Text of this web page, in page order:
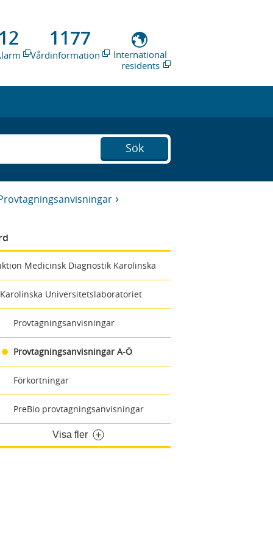
1177
Vårdinformation
International
residents
Sök
Medicinsk Diagnostik Karolinska
Karolinska Universitetslaboratoriet
Provtagningsanvisningar
Provtagningsanvisningar A-Ö
Förkortningar
PreBio provtagningsanvisningar
Visa fler